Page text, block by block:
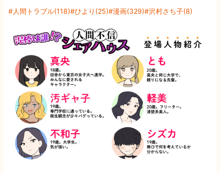
人間トラブル(118) ひより (25) 漫画(329) 沢村さち子(8)